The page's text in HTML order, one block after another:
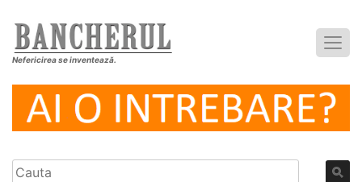
Nefericirea se inventează.